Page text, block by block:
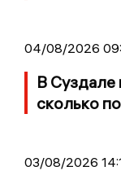
04/08/2026
В Суздале
сколько
03/08/2026